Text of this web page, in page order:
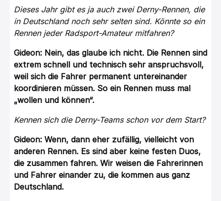
Dieses Jahr gibt es ja auch zwei Derny-Rennen, die
in Deutschland noch sehr selten sind. Könnte so ein
Rennen jeder Radsport-Amateur mitfahren?
Gideon: Nein, das glaube ich nicht. Die Rennen sind
extrem schnell und technisch sehr anspruchsvoll,
weil sich die Fahrer permanent untereinander
koordinieren müssen. So ein Rennen muss mal
„wollen und können“.
Kennen sich die Derny-Teams schon vor dem Start?
Gideon: Wenn, dann eher zufällig, vielleicht von
anderen Rennen. Es sind aber keine festen Duos,
die zusammen fahren. Wir weisen die Fahrerinnen
und Fahrer einander zu, die kommen aus ganz
Deutschland.